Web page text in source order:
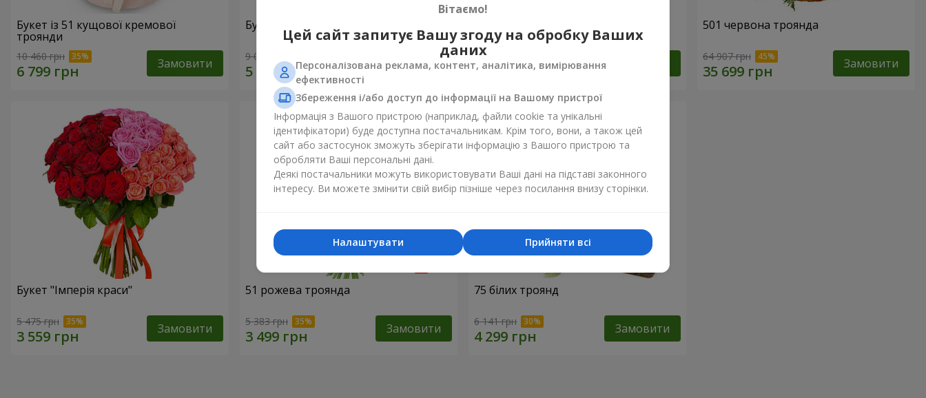
Букет із 51 кущової кремової
троянди
10 460 грн Замовити
Букет "Ніжна хмаринка"
9 014 грн Замовити 27 427 грн
501 червона троянда
64 907 грн Замовити
Букет "Імперія краси"
5 475 грн Замовити
51 рожева троянда
5 383 грн Замовити
75 білих троянд
6 141 грн Замовити
Вітаємо!
Цей сайт запитує Вашу згоду на обробку Ваших
даних
Персоналізована реклама, контент, аналітика, вимірювання
ефективності
Збереження і/або доступ до інформації на Вашому пристрої
Інформація з Вашого пристрою (наприклад, файли cookie та унікальні
ідентифікатори) буде доступна постачальникам. Крім того, вони, а також цей
сайт або застосунок зможуть зберігати інформацію з Вашого пристрою та
обробляти Ваші персональні дані.
Деякі постачальники можуть використовувати Ваші дані на підставі законного
інтересу. Ви можете змінити свій вибір пізніше через посилання внизу сторінки.
Прийняти всі
Налаштувати